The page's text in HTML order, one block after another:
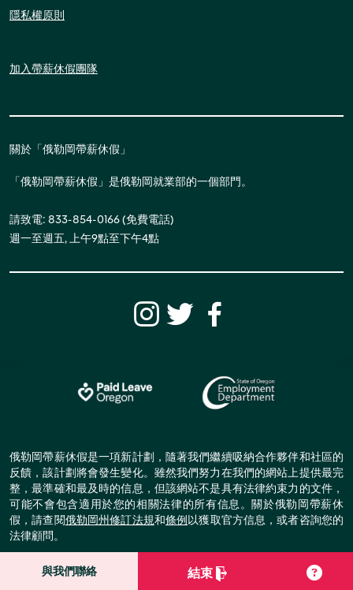
與我們聯絡 結束
關於「俄勒岡帶薪休假」
「俄勒岡帶薪休假」是俄勒岡就業部的一個部門。
請致電: 833-854-0166 (免費電話)
週一至週五, 上午9點至下午4點
隱私權原則
加入帶薪休假團隊
俄勒岡帶薪休假是一項新計劃，隨著我們繼續吸納合作夥伴和社區的
反饋，該計劃將會發生變化。雖然我們努力在我們的網站上提供最完
整，最準確和最及時的信息，但該網站不是具有法律約束力的文件，
可能不會包含適用於您的相關法律的所有信息。關於俄勒岡帶薪休
假，請查閱俄勒岡州修訂法規和條例以獲取官方信息，或者咨詢您的
法律顧問。
© Copyright Paid Leave Oregon.
All Rights Reserved